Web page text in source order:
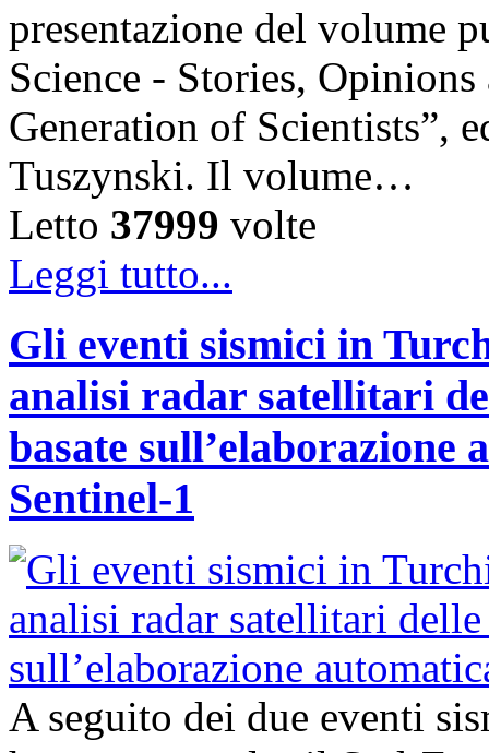
presentazione del volume
Science - Stories,
Generation of Scientists”,
Tuszynski. Il volume…
Letto 37999 volte
Leggi tutto...
Gli eventi sismici in
analisi radar satellitari
basate
Sentinel-1
A seguito dei due eventi